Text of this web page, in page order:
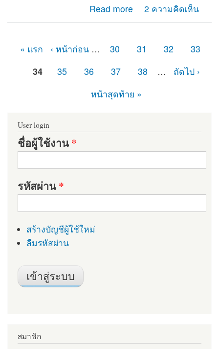
Read more
about fatal error: call to undefined function
user_access() in
2 ความคิดเห็น
« แรก ‹ หน้าก่อน … 30 31 32
33
34
35 36 37 38 …
ถัดไป ›
หน้าสุดท้าย »
User login
ชื่อผู้ใช้งาน*
รหัสผ่าน*
สร้างบัญชีผู้ใช้ใหม่
ลืมรหัสผ่าน
สมาชิก